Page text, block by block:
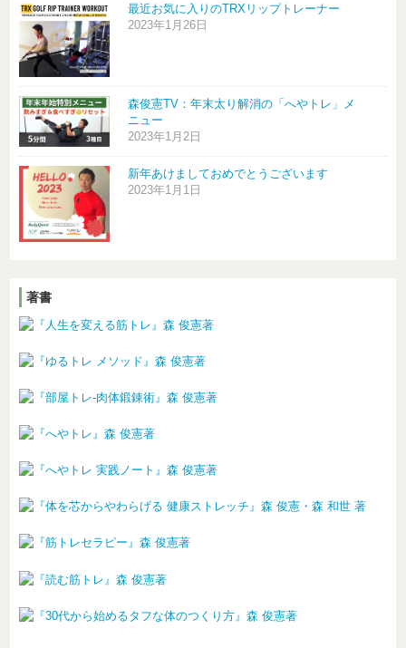
最近お気に入りのTRXリップトレーナー
2023年1月26日
森俊憲TV：年末太り解消の「へやトレ」メ
ニュー
2023年1月2日
新年あけましておめでとうございます
2023年1月1日
著書